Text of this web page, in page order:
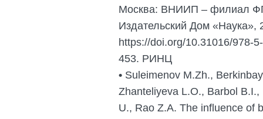
Москва: ВНИИП – филиал
Издательский Дом «Наука»,
https://doi.org/10.31016/978-
453. РИНЦ
• Suleimenov M.Zh.,
Zhanteliyeva L.O., Barbol
U., Rao Z.A. The influence of